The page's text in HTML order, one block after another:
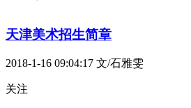
天津美术招生简章
2018-1-16 09:04:17 文/石雅雯
关注